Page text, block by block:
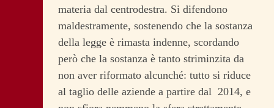
materia dal centrodestra. Si difendono
maldestramente, sostenendo che la sostanza
della legge è rimasta indenne, scordando
però che la sostanza è tanto striminzita da
non aver riformato alcunché: tutto si riduce
al taglio delle aziende a partire dal 2014, e